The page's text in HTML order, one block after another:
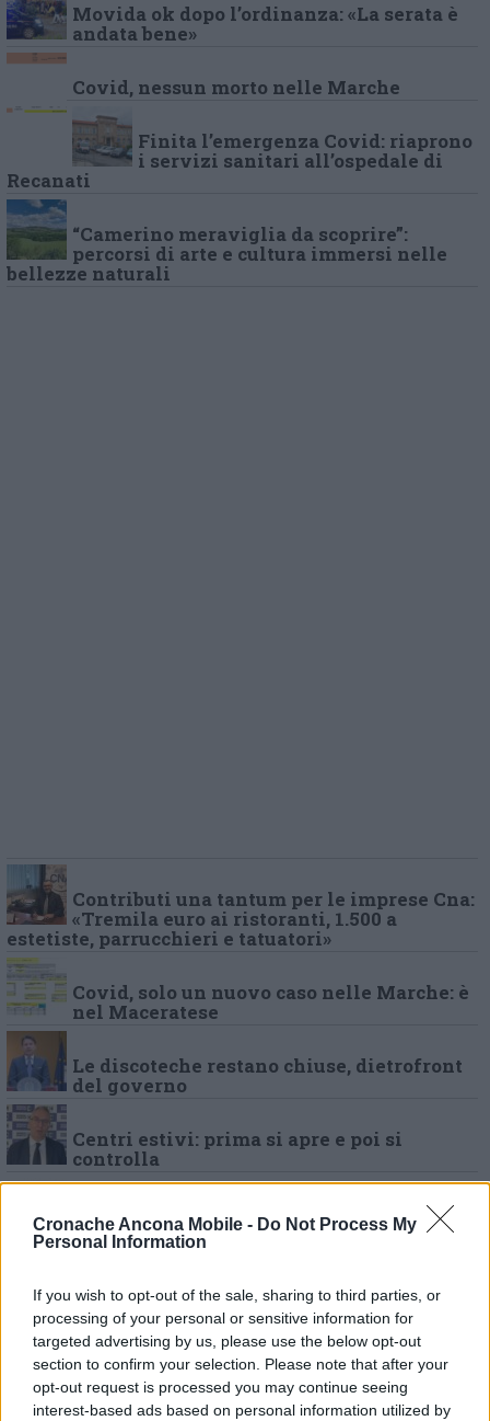
Cronache Ancona Mobile - Do Not Process My
Personal Information
If you wish to opt-out of the sale, sharing to third parties, or
processing of your personal or sensitive information for
targeted advertising by us, please use the below opt-out
section to confirm your selection. Please note that after your
opt-out request is processed you may continue seeing
interest-based ads based on personal information utilized by
Movida ok dopo l’ordinanza: «La serata è
andata bene»
Covid, nessun morto nelle Marche
Finita l’emergenza Covid: riaprono
i servizi sanitari all’ospedale di
Recanati
“Camerino meraviglia da scoprire”:
percorsi di arte e cultura immersi nelle
bellezze naturali
Contributi una tantum per le imprese Cna:
«Tremila euro ai ristoranti, 1.500 a
estetiste, parrucchieri e tatuatori»
Covid, solo un nuovo caso nelle Marche: è
nel Maceratese
Le discoteche restano chiuse, dietrofront
del governo
Centri estivi: prima si apre e poi si
controlla
Covid, morto un 79enne Da 2 giorni non
c’erano vittime
Da lunedì al via le discoteche all’aperto
Ascani: «Sì alla mascherina,
distanziamento in pista impossibile»
Scossicci, la Leonardi incalza: «Nel Piano
coste neanche un euro»